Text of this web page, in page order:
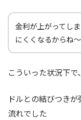
金利が上がってし
にくくなるからね～
こういった状況下で
ドルとの結びつき
流れでした